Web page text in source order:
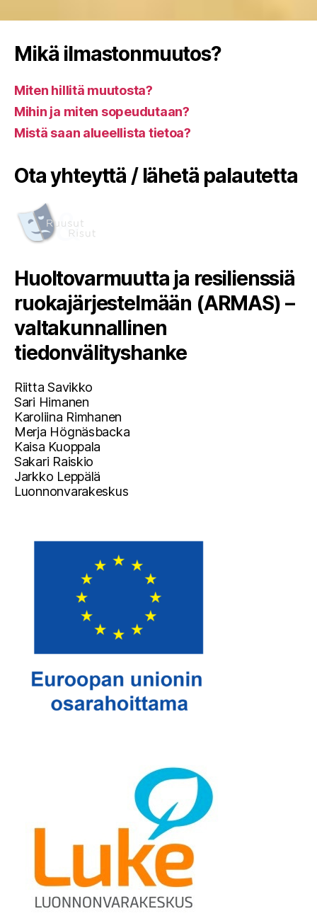
Mikä ilmastonmuutos?
Miten hillitä muutosta?
Mihin ja miten sopeudutaan?
Mistä saan alueellista tietoa?
Ota yhteyttä / lähetä palautetta
Huoltovarmuutta ja resilienssiä
ruokajärjestelmään (ARMAS) –
valtakunnallinen
tiedonvälityshanke
Riitta Savikko
Sari Himanen
Karoliina Rimhanen
Merja Högnäsbacka
Kaisa Kuoppala
Sakari Raiskio
Jarkko Leppälä
Luonnonvarakeskus